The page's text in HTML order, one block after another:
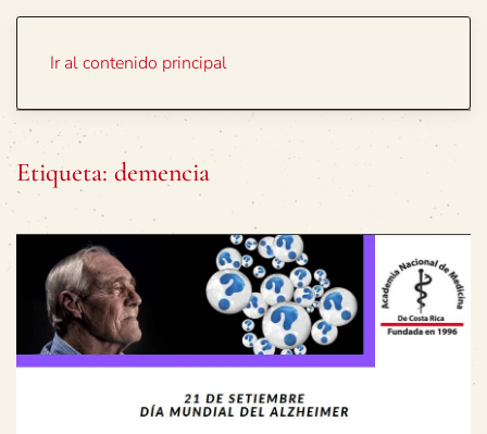
Ir al contenido principal
Etiqueta: demencia